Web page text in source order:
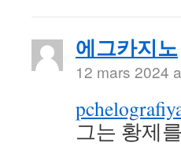
에그카지노
12 mars 2024
그는 황제